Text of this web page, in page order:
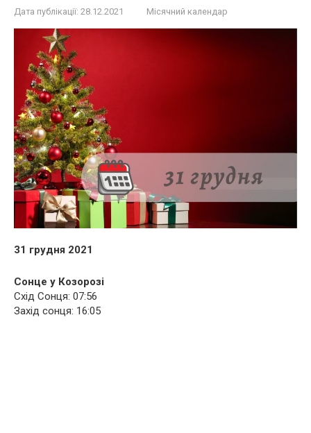
Дата публікації: 28.12.2021 Місячний календар
31 грудня 2021
Сонце у Козорозі
Схід Сонця: 07:56
Захід сонця: 16:05